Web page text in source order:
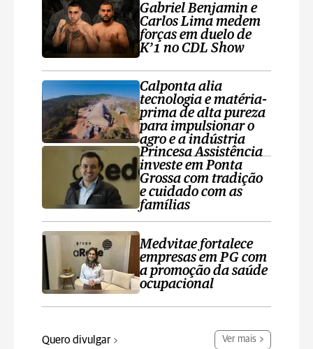
Gabriel Benjamin e
Carlos Lima medem
forças em duelo de
K’1 no CDL Show
Calponta alia
tecnologia e matéria-
prima de alta pureza
para impulsionar o
agro e a indústria
Princesa Assistência
investe em Ponta
Grossa com tradição
e cuidado com as
famílias
Medvitae fortalece
empresas em PG com
a promoção da saúde
ocupacional
Quero divulgar Ver mais